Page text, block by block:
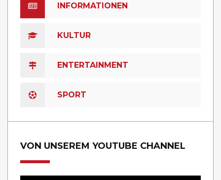
INFORMATIONEN
KULTUR
ENTERTAINMENT
SPORT
VON UNSEREM YOUTUBE CHANNEL